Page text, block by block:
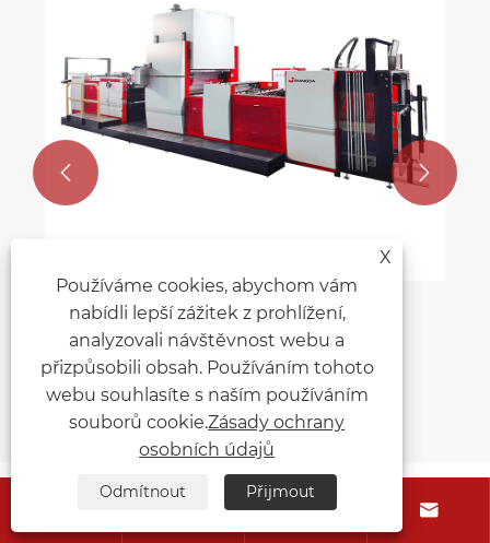
Ukázat více >>
 
Doporučení pro novinky
 
X
Používáme cookies, abychom vám
nabídli lepší zážitek z prohlížení,
analyzovali návštěvnost webu a
přizpůsobili obsah. Používáním tohoto
webu souhlasíte s naším používáním
souborů cookie.Zásady ochrany
osobních údajů
Odmítnout Přijmout